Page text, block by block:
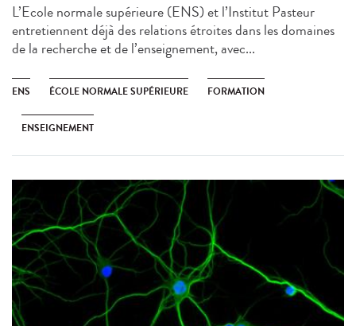
L’Ecole normale supérieure (ENS) et l’Institut Pasteur
entretiennent déjà des relations étroites dans les domaines
de la recherche et de l’enseignement, avec...
ENS ÉCOLE NORMALE SUPÉRIEURE FORMATION
ENSEIGNEMENT